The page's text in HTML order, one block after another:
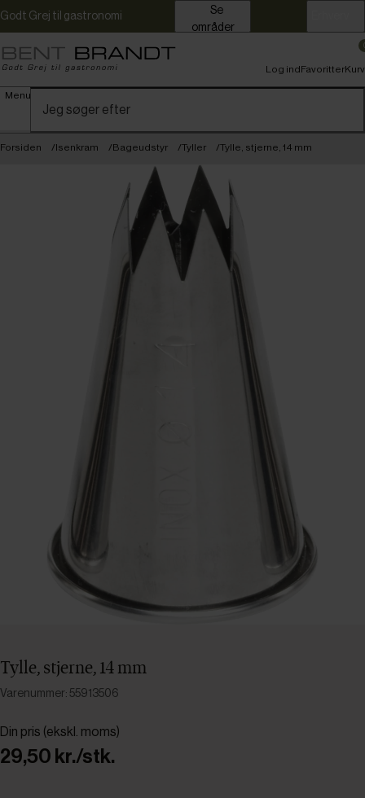
Godt Grej til gastronomi
områder
Menu
Log indFavoritterKurv
Forsiden Isenkram Bageudstyr Tyller Tylle, stjerne, 14 mm
Tylle, stjerne, 14 mm
Varenummer: 55913506
Din pris (ekskl. moms)
29,50 kr./stk.